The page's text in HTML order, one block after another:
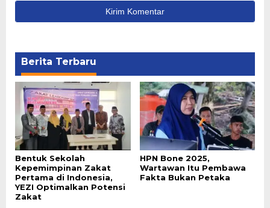
Berita Terbaru
Bentuk Sekolah
Kepemimpinan Zakat
Pertama di Indonesia,
YEZI Optimalkan Potensi
Zakat
HPN Bone 2025,
Wartawan Itu Pembawa
Fakta Bukan Petaka